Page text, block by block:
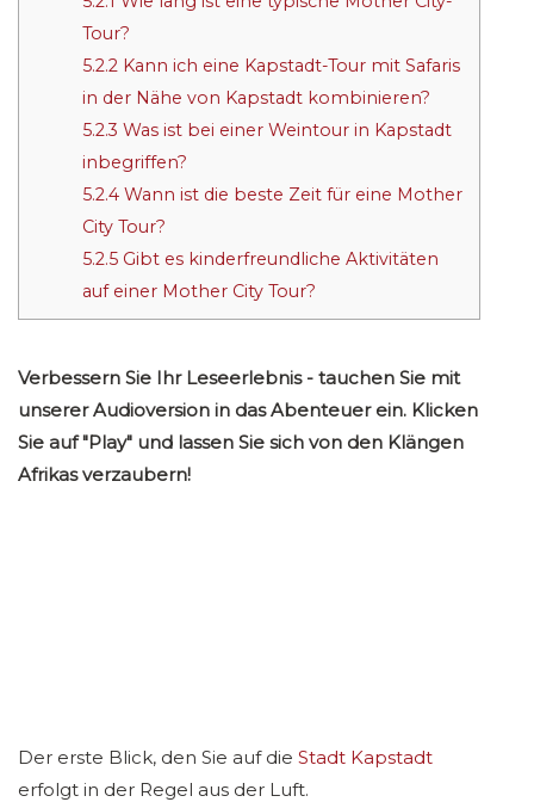
Tour?
5.2.2 Kann ich eine Kapstadt-Tour mit Safaris
in der Nähe von Kapstadt kombinieren?
5.2.3 Was ist bei einer Weintour in Kapstadt
inbegriffen?
5.2.4Wann ist die beste Zeit für eine Mother
City Tour?
5.2.5Gibt es kinderfreundliche Aktivitäten
auf einer Mother City Tour?
Verbessern Sie Ihr Leseerlebnis - tauchen Sie mit
unserer Audioversion in das Abenteuer ein. Klicken
Sie auf "Play" und lassen Sie sich von den Klängen
Afrikas verzaubern!
Der erste Blick, den Sie auf die Stadt Kapstadt
erfolgt in der Regel aus der Luft.